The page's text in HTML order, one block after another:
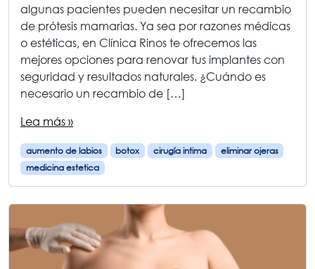
algunas pacientes pueden necesitar un recambio
de prótesis mamarias. Ya sea por razones médicas
o estéticas, en Clínica Rinos te ofrecemos las
mejores opciones para renovar tus implantes con
seguridad y resultados naturales. ¿Cuándo es
necesario un recambio de […]
Lea más »
aumento de labios botox cirugía intima
eliminar ojeras
medicina estetica